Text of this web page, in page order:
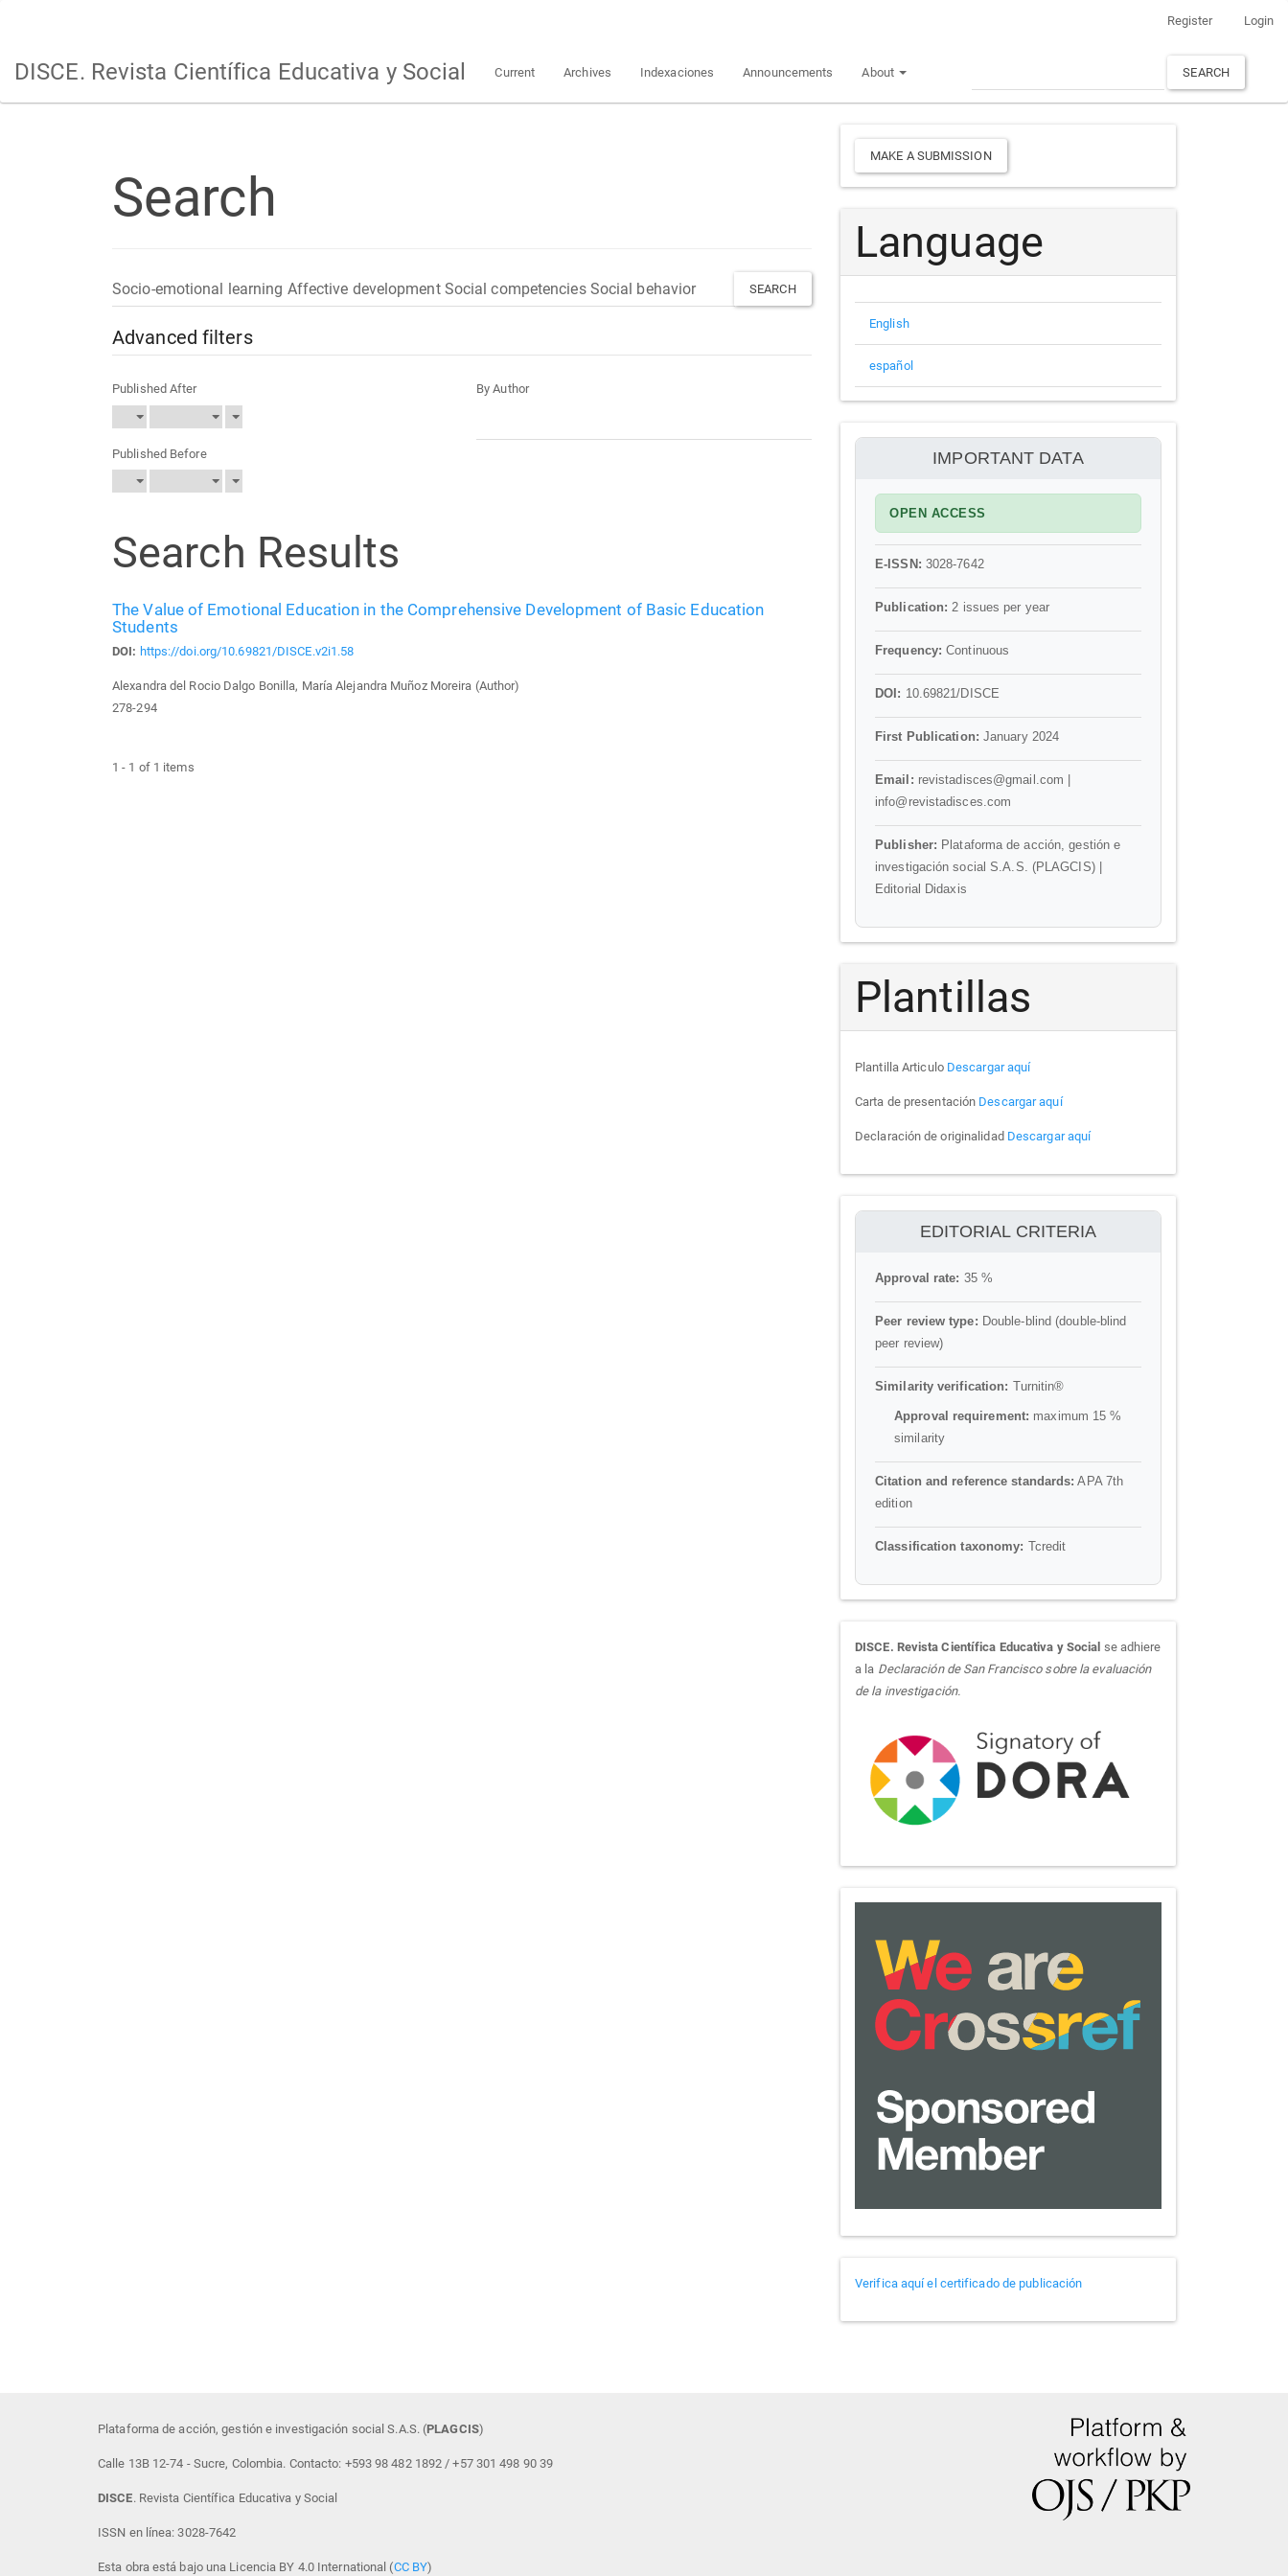
Content
Register Login
DISCE. Revista Científica Educativa y Social Current Archives Indexaciones Announcements About SEARCH
Search
Search
articles
Advanced filters
Published After
Published Before
By Author
Search Results
The Value of Emotional Education in the Comprehensive Development of Basic Education
Students
DOI: https://doi.org/10.69821/DISCE.v2i1.58
Alexandra del Rocio Dalgo Bonilla, María Alejandra Muñoz Moreira (Author)
278-294
1 - 1 of 1 items
Make
a
Submission
MAKE A SUBMISSION
Language
English
español
información
IMPORTANT DATA
OPEN ACCESS
E-ISSN: 3028-7642
Publication: 2 issues per year
Frequency: Continuous
DOI: 10.69821/DISCE
First Publication: January 2024
Email: revistadisces@gmail.com |
info@revistadisces.com
Publisher: Plataforma de acción, gestión e
investigación social S.A.S. (PLAGCIS) |
Editorial Didaxis
Plantillas
Plantilla Articulo Descargar aquí
Carta de presentación Descargar aquí
Declaración de originalidad Descargar aquí
ithenticate
EDITORIAL CRITERIA
Approval rate: 35 %
Peer review type: Double-blind (double-blind
peer review)
Similarity verification: Turnitin®
Approval requirement: maximum 15 %
similarity
Citation and reference standards: APA 7th
edition
Classification taxonomy: Tcredit
sora
DISCE. Revista Científica Educativa y Social se adhiere
a la Declaración de San Francisco sobre la evaluación
de la investigación.
are-
crossref
Verificador
de
Verifica aquí el certificado de publicación
Plataforma de acción, gestión e investigación social S.A.S. (PLAGCIS)
Calle 13B 12-74 - Sucre, Colombia. Contacto: +593 98 482 1892 / +57 301 498 90 39
DISCE. Revista Científica Educativa y Social
ISSN en línea: 3028-7642
Esta obra está bajo una Licencia BY 4.0 International (CC BY)